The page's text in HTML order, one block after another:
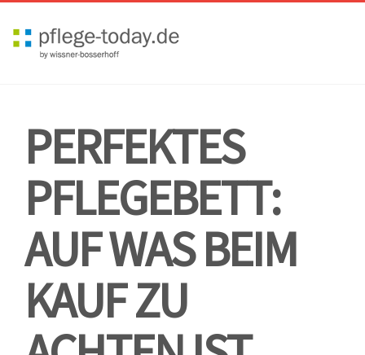
PERFEKTES
PFLEGEBETT:
AUF WAS BEIM
KAUF ZU